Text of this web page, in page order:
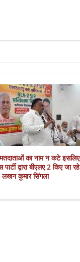
का नाम न कटे इसलिए
द्वारा बीएलए 2 किए जा रहे
लखन कुमार सिंगला